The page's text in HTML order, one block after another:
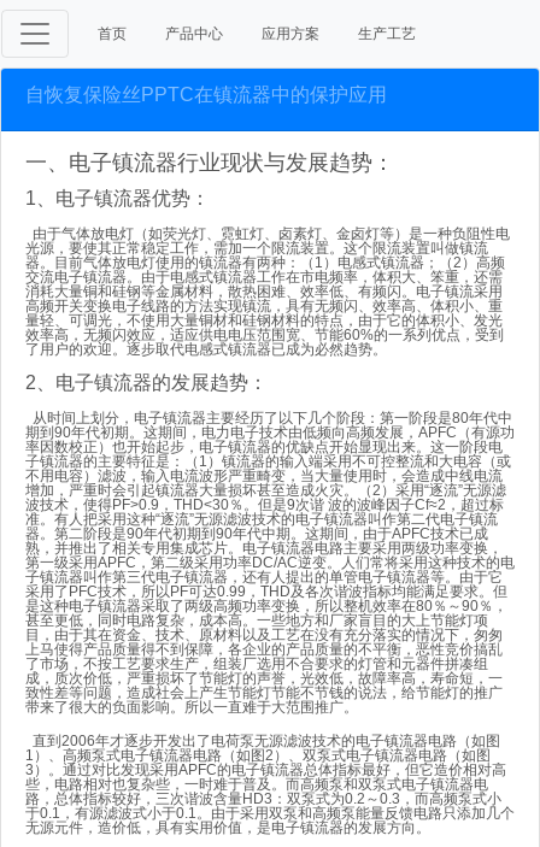
首页 产品中心 应用方案 生产工艺
自恢复保险丝PPTC在镇流器中的保护应用
一、电子镇流器行业现状与发展趋势：
1、电子镇流器优势：
由于气体放电灯（如荧光灯、霓虹灯、卤素灯、金卤灯等）是一种负阻性电
光源，要使其正常稳定工作，需加一个限流装置。这个限流装置叫做镇流
器。目前气体放电灯使用的镇流器有两种：（1）电感式镇流器；（2）高频
交流电子镇流器。由于电感式镇流器工作在市电频率，体积大、笨重，还需
消耗大量铜和硅钢等金属材料，散热困难、效率低、有频闪。电子镇流采用
高频开关变换电子线路的方法实现镇流，具有无频闪、效率高、体积小、重
量轻、可调光，不使用大量铜材和硅钢材料的特点，由于它的体积小、发光
效率高，无频闪效应，适应供电电压范围宽、节能60%的一系列优点，受到
了用户的欢迎。逐步取代电感式镇流器已成为必然趋势。
2、电子镇流器的发展趋势：
从时间上划分，电子镇流器主要经历了以下几个阶段：第一阶段是80年代中
期到90年代初期。这期间，电力电子技术由低频向高频发展，APFC（有源功
率因数校正）也开始起步，电子镇流器的优缺点开始显现出来。这一阶段电
子镇流器的主要特征是：（1）镇流器的输入端采用不可控整流和大电容（或
不用电容）滤波，输入电流波形严重畸变，当大量使用时，会造成中线电流
增加，严重时会引起镇流器大量损坏甚至造成火灾。（2）采用“逐流”无源滤
波技术，使得PF>0.9，THD<30％。但是9次谐 波的波峰因子Cf≈2，超过标
准。有人把采用这种“逐流”无源滤波技术的电子镇流器叫作第二代电子镇流
器。第二阶段是90年代初期到90年代中期。这期间，由于APFC技术已成
熟，并推出了相关专用集成芯片。电子镇流器电路主要采用两级功率变换，
第一级采用APFC，第二级采用功率DC/AC逆变。人们常将采用这种技术的电
子镇流器叫作第三代电子镇流器，还有人提出的单管电子镇流器等。由于它
采用了PFC技术，所以PF可达0.99，THD及各次谐波指标均能满足要求。但
是这种电子镇流器采取了两级高频功率变换，所以整机效率在80％～90％，
甚至更低，同时电路复杂，成本高。一些地方和厂家盲目的大上节能灯项
目，由于其在资金、技术、原材料以及工艺在没有充分落实的情况下，匆匆
上马使得产品质量得不到保障，各企业的产品质量的不平衡，恶性竞价搞乱
了市场，不按工艺要求生产，组装厂选用不合要求的灯管和元器件拼凑组
成，质次价低，严重损坏了节能灯的声誉，光效低，故障率高，寿命短，一
致性差等问题，造成社会上产生节能灯节能不节钱的说法，给节能灯的推广
带来了很大的负面影响。所以一直难于大范围推广。
直到2006年才逐步开发出了电荷泵无源滤波技术的电子镇流器电路（如图
1）、高频泵式电子镇流器电路（如图2）、双泵式电子镇流器电路（如图
3）。通过对比发现采用APFC的电子镇流器总体指标最好，但它造价相对高
些，电路相对也复杂些，一时难于普及。而高频泵和双泵式电子镇流器电
路，总体指标较好，三次谐波含量HD3：双泵式为0.2～0.3，而高频泵式小
于0.1，有源滤波式小于0.1。由于采用双泵和高频泵能量反馈电路只添加几个
无源元件，造价低，具有实用价值，是电子镇流器的发展方向。